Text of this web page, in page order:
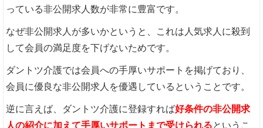
っている非公開求人数が非常に豊富です。
なぜ非公開求人が多いかというと、これは人気求人に殺到
して会員の満足度を下げないためです。
ダントツ介護では会員への手厚いサポートを掲げており、
会員に優良な非公開求人を優遇しているということです。
逆に言えば、ダントツ介護に登録すれば好条件の非公開求
人の紹介に加えて手厚いサポートまで受けられるというこ